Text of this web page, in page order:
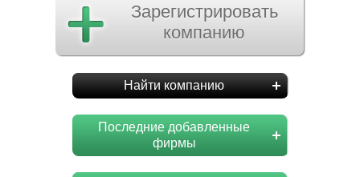
Зарегистрировать
компанию
Найти компанию
Последние добавленные
фирмы